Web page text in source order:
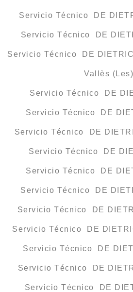
Servicio Técnico DE
Servicio Técnico DE
Servicio Técnico DE
Vallès (Les)
Servicio Técnico DE
Servicio Técnico DE
Servicio Técnico DE
Servicio Técnico DE
Servicio Técnico DE
Servicio Técnico DE
Servicio Técnico DE
Servicio Técnico DE
Servicio Técnico DE
Servicio Técnico DE
Servicio Técnico DE